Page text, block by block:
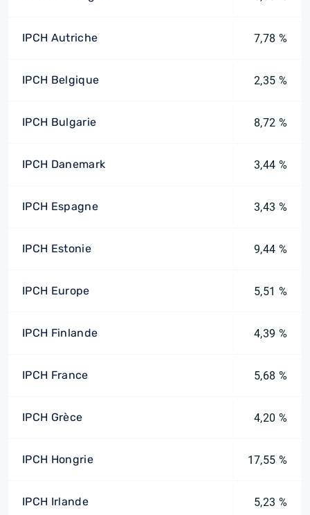
IPCH Autriche 7,78 %
IPCH Belgique 2,35 %
IPCH Bulgarie 8,72 %
IPCH Danemark 3,44 %
IPCH Espagne 3,43 %
IPCH Estonie 9,44 %
IPCH Europe 5,51 %
IPCH Finlande 4,39 %
IPCH France 5,68 %
IPCH Grèce 4,20 %
IPCH Hongrie 17,55 %
IPCH Irlande 5,23 %